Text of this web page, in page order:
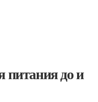
питания до и